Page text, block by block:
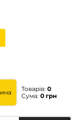
Товарів: 0
Сума: 0 грн